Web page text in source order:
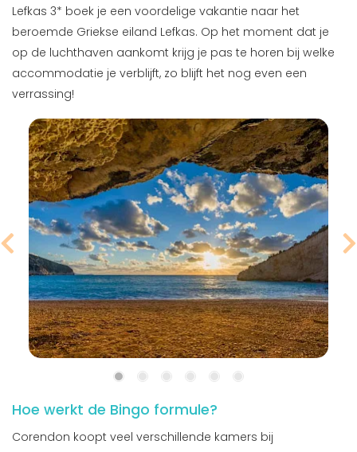
Lefkas 3* boek je een voordelige vakantie naar het
beroemde Griekse eiland Lefkas. Op het moment dat je
op de luchthaven aankomt krijg je pas te horen bij welke
accommodatie je verblijft, zo blijft het nog even een
verrassing!
Hoe werkt de Bingo formule?
Corendon koopt veel verschillende kamers bij